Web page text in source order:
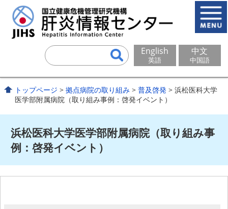
English
英語
中文
中国語
トップページ >拠点病院の取り組み >普及啓発 > 浜松医科大学
医学部附属病院（取り組み事例：啓発イベント）
浜松医科大学医学部附属病院（取り組み事
例：啓発イベント）